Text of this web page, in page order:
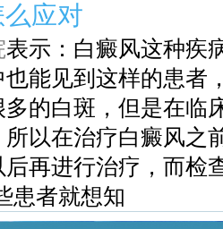
应对
表示：白癜风这种疾
能见到这样的患者
的白斑，但是在临
以在治疗白癜风之
再进行治疗，而检
患者就想知